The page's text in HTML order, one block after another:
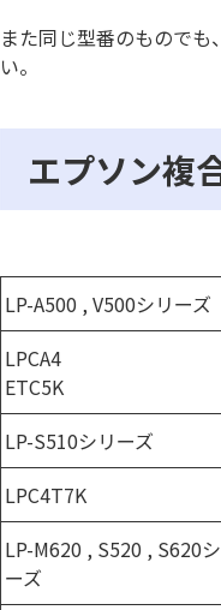
また同じ型番のもので
い。
エプソン複
LP-A500 , V500シリーズ
LPCA4
ETC5K
LP-S510シリーズ
LPC4T7K
LP-M620 , S520 , S620
ーズ